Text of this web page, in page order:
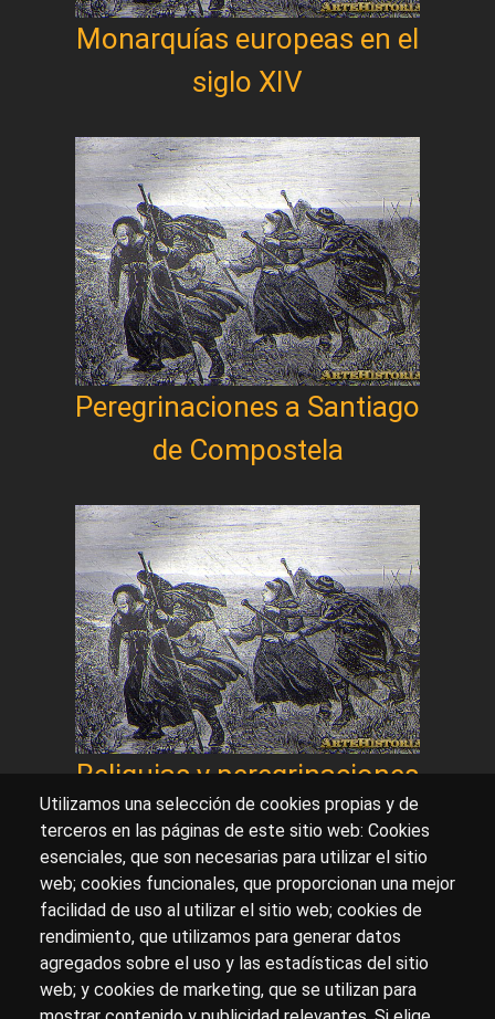
Monarquías europeas en el
siglo XIV
Peregrinaciones a Santiago
de Compostela
Reliquias y peregrinaciones
Sobre artehistoria.com
Para ponerte en contacto con nosotros, escríbenos en
el formulario decontacto
Accesibilidad
Aviso Legal Privacidad
Utilizamos una selección de cookies propias y de
terceros en las páginas de este sitio web: Cookies
esenciales, que son necesarias para utilizar el sitio
web; cookies funcionales, que proporcionan una mejor
facilidad de uso al utilizar el sitio web; cookies de
rendimiento, que utilizamos para generar datos
agregados sobre el uso y las estadísticas del sitio
web; y cookies de marketing, que se utilizan para